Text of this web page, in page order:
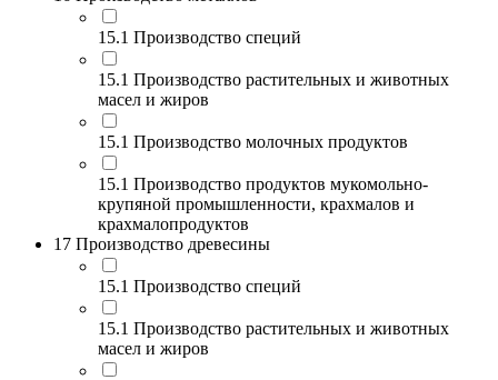
15.1 Производство специй
15.1 Производство растительных и животных
масел и жиров
15.1 Производство молочных продуктов
15.1 Производство продуктов мукомольно-
крупяной промышленности, крахмалов и
крахмалопродуктов
17 Производство древесины
15.1 Производство специй
15.1 Производство растительных и животных
масел и жиров